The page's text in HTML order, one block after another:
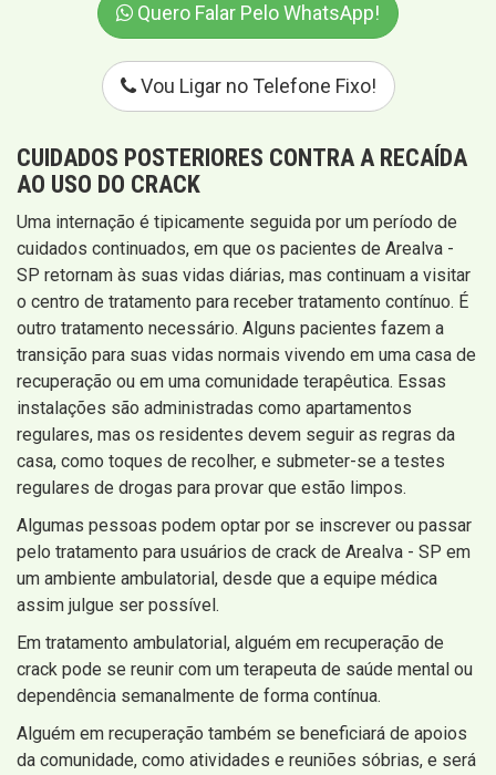
Quero Falar Pelo WhatsApp!
Vou Ligar no Telefone Fixo!
CUIDADOS POSTERIORES CONTRA A RECAÍDA
AO USO DO CRACK
Uma internação é tipicamente seguida por um período de
cuidados continuados, em que os pacientes de Arealva -
SP retornam às suas vidas diárias, mas continuam a visitar
o centro de tratamento para receber tratamento contínuo. É
outro tratamento necessário. Alguns pacientes fazem a
transição para suas vidas normais vivendo em uma casa de
recuperação ou em uma comunidade terapêutica. Essas
instalações são administradas como apartamentos
regulares, mas os residentes devem seguir as regras da
casa, como toques de recolher, e submeter-se a testes
regulares de drogas para provar que estão limpos.
Algumas pessoas podem optar por se inscrever ou passar
pelo tratamento para usuários de crack de Arealva - SP em
um ambiente ambulatorial, desde que a equipe médica
assim julgue ser possível.
Em tratamento ambulatorial, alguém em recuperação de
crack pode se reunir com um terapeuta de saúde mental ou
dependência semanalmente de forma contínua.
Alguém em recuperação também se beneficiará de apoios
da comunidade, como atividades e reuniões sóbrias, e será